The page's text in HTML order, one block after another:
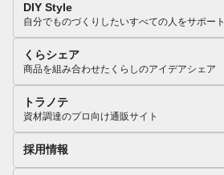
DIY Style
自分でものづくりしたいすべての人をサポート
くらシェア
商品を組み合わせたくらしのアイデアシェア
トラノテ
資材調達のプロ向け通販サイト
採用情報